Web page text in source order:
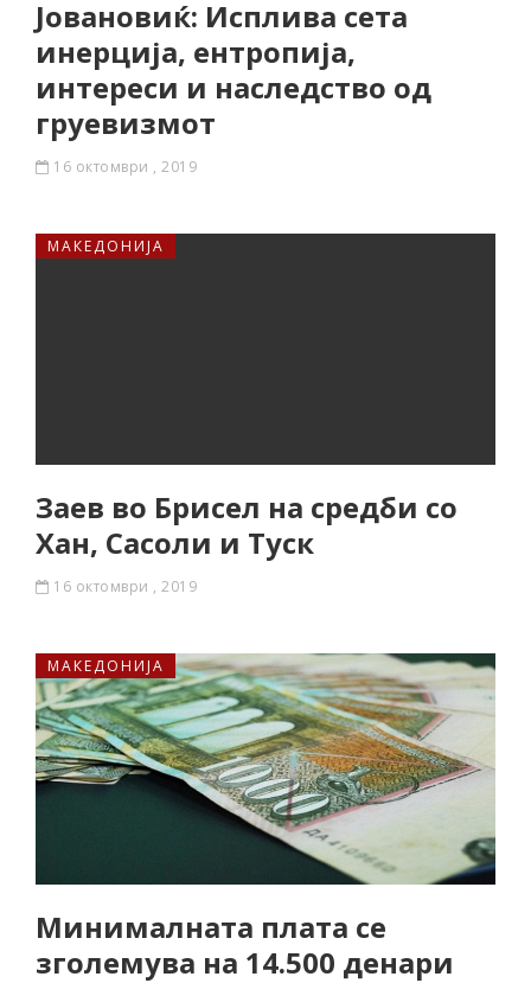
Јовановиќ: Исплива сета
инерција, ентропија,
интереси и наследство од
груевизмот
16 октомври , 2019
МАКЕДОНИЈА
Заев во Брисел на средби со
Хан, Сасоли и Туск
16 октомври , 2019
МАКЕДОНИЈА
Минималната плата се
зголемува на 14.500 денари